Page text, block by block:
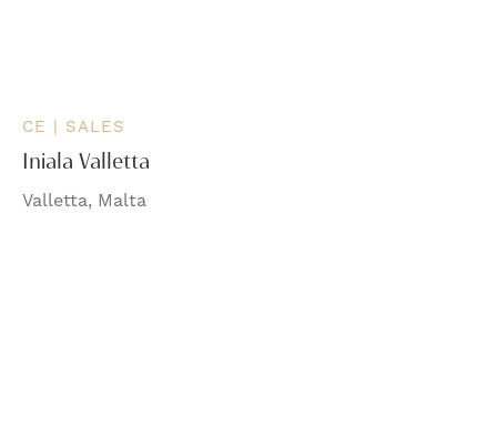
CE | SALES
Iniala Valletta
Valletta, Malta